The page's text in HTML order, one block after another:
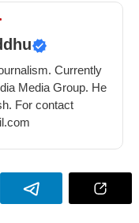
Currently
Media Group. He
For contact